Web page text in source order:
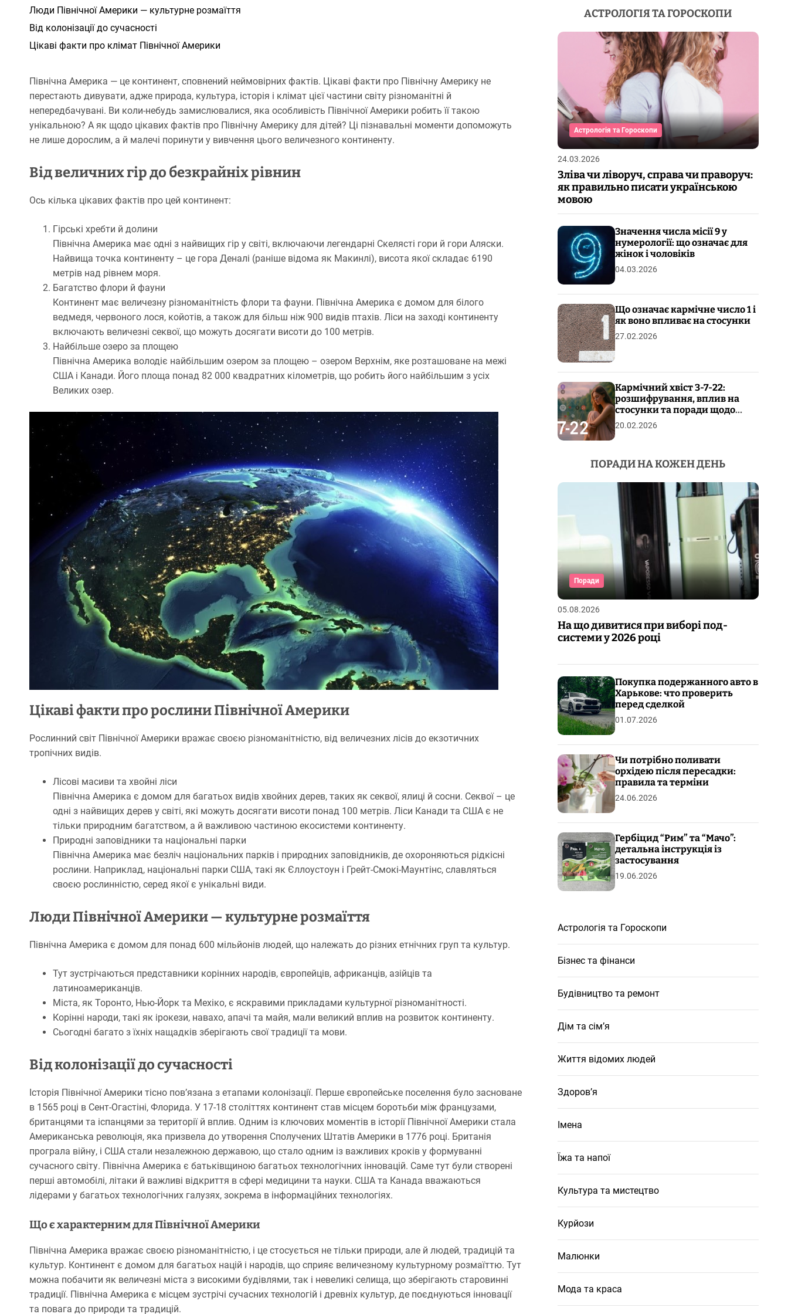
Люди Північної Америки — культурне розмаїття
Від колонізації до сучасності
Цікаві факти про клімат Північної Америки
Північна Америка — це континент, сповнений неймовірних фактів. Цікаві факти про Північну Америку не
перестають дивувати, адже природа, культура, історія і клімат цієї частини світу різноманітні й
непередбачувані. Ви коли-небудь замислювалися, яка особливість Північної Америки робить її такою
унікальною? А як щодо цікавих фактів про Північну Америку для дітей? Ці пізнавальні моменти допоможуть
не лише дорослим, а й малечі поринути у вивчення цього величезного континенту.
Від величних гір до безкрайніх рівнин
Ось кілька цікавих фактів про цей континент:
Гірські хребти й долини
Північна Америка має одні з найвищих гір у світі, включаючи легендарні Скелясті гори й гори Аляски.
Найвища точка континенту – це гора Деналі (раніше відома як Макинлі), висота якої складає 6190
метрів над рівнем моря.
Багатство флори й фауни
Континент має величезну різноманітність флори та фауни. Північна Америка є домом для білого
ведмедя, червоного лося, койотів, а також для більш ніж 900 видів птахів. Ліси на заході континенту
включають величезні секвої, що можуть досягати висоти до 100 метрів.
Найбільше озеро за площею
Північна Америка володіє найбільшим озером за площею – озером Верхнім, яке розташоване на межі
США і Канади. Його площа понад 82 000 квадратних кілометрів, що робить його найбільшим з усіх
Великих озер.
Цікаві факти про рослини Північної Америки
Рослинний світ Північної Америки вражає своєю різноманітністю, від величезних лісів до екзотичних
тропічних видів.
Лісові масиви та хвойні ліси
Північна Америка є домом для багатьох видів хвойних дерев, таких як секвої, ялиці й сосни. Секвої – це
одні з найвищих дерев у світі, які можуть досягати висоти понад 100 метрів. Ліси Канади та США є не
тільки природним багатством, а й важливою частиною екосистеми континенту.
Природні заповідники та національні парки
Північна Америка має безліч національних парків і природних заповідників, де охороняються рідкісні
рослини. Наприклад, національні парки США, такі як Єллоустоун і Грейт-Смокі-Маунтінс, славляться
своєю рослинністю, серед якої є унікальні види.
Люди Північної Америки — культурне розмаїття
Північна Америка є домом для понад 600 мільйонів людей, що належать до різних етнічних груп та культур.
Тут зустрічаються представники корінних народів, європейців, африканців, азійців та
латиноамериканців.
Міста, як Торонто, Нью-Йорк та Мехіко, є яскравими прикладами культурної різноманітності.
Корінні народи, такі як ірокези, навахо, апачі та майя, мали великий вплив на розвиток континенту.
Сьогодні багато з їхніх нащадків зберігають свої традиції та мови.
Від колонізації до сучасності
Історія Північної Америки тісно пов’язана з етапами колонізації. Перше європейське поселення було засноване
в 1565 році в Сент-Огастіні, Флорида. У 17-18 століттях континент став місцем боротьби між французами,
британцями та іспанцями за території й вплив. Одним із ключових моментів в історії Північної Америки стала
Американська революція, яка призвела до утворення Сполучених Штатів Америки в 1776 році. Британія
програла війну, і США стали незалежною державою, що стало одним із важливих кроків у формуванні
сучасного світу. Північна Америка є батьківщиною багатьох технологічних інновацій. Саме тут були створені
перші автомобілі, літаки й важливі відкриття в сфері медицини та науки. США та Канада вважаються
лідерами у багатьох технологічних галузях, зокрема в інформаційних технологіях.
Що є характерним для Північної Америки
Північна Америка вражає своєю різноманітністю, і це стосується не тільки природи, але й людей, традицій та
культур. Континент є домом для багатьох націй і народів, що сприяє величезному культурному розмаїттю. Тут
можна побачити як величезні міста з високими будівлями, так і невеликі селища, що зберігають старовинні
традиції. Північна Америка є місцем зустрічі сучасних технологій і древніх культур, де поєднуються інновації
та повага до природи та традицій.
АСТРОЛОГІЯ ТА ГОРОСКОПИ
Астрологія та Гороскопи
24.03.2026
Зліва чи ліворуч, справа чи праворуч:
як правильно писати українською
мовою
Значення числа місії 9 у
нумерології: що означає для
жінок і чоловіків
04.03.2026
Що означає кармічне число 1 і
як воно впливає на стосунки
27.02.2026
Кармічний хвіст 3-7-22:
розшифрування, вплив на
стосунки та поради щодо
пропрацювання
20.02.2026
ПОРАДИ НА КОЖЕН ДЕНЬ
Поради
05.08.2026
На що дивитися при виборі под-
системи у 2026 році
Покупка подержанного авто в
Харькове: что проверить
перед сделкой
01.07.2026
Чи потрібно поливати
орхідею після пересадки:
правила та терміни
24.06.2026
Гербіцид “Рим” та “Мачо”:
детальна інструкція із
застосування
19.06.2026
Астрологія та Гороскопи
Бізнес та фінанси
Будівництво та ремонт
Дім та сім’я
Життя відомих людей
Здоров’я
Імена
Їжа та напої
Культура та мистецтво
Курйози
Малюнки
Мода та краса